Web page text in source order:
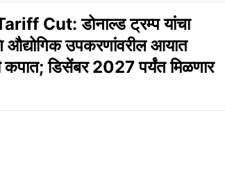
Cut: डोनाल्ड ट्रम्प यांचा
औद्योगिक उपकरणांवरील आयात
डिसेंबर 2027 पर्यंत मिळणार